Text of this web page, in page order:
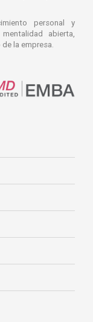
personal y
abierta,
la empresa.